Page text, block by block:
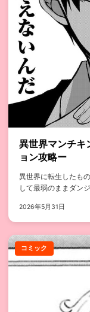
異世界マンチキ
ョン攻略ー
異世界に転生したも
して最弱のままダン
2026年5月31日
コミック